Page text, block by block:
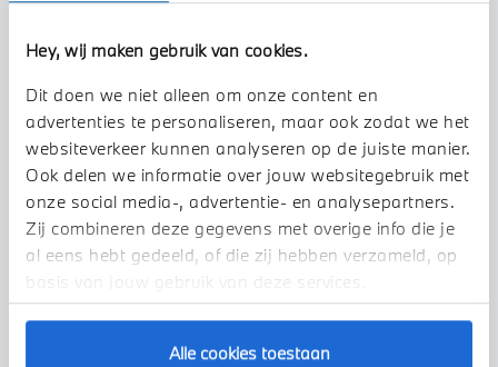
Hey, wij maken gebruik van cookies.
Dit doen we niet alleen om onze content en
advertenties te personaliseren, maar ook zodat we het
websiteverkeer kunnen analyseren op de juiste manier.
Ook delen we informatie over jouw websitegebruik met
onze social media-, advertentie- en analysepartners.
Zij combineren deze gegevens met overige info die je
al eens hebt gedeeld, of die zij hebben verzameld, op
basis van jouw gebruik van deze services.
Alle cookies toestaan
Nijmegen